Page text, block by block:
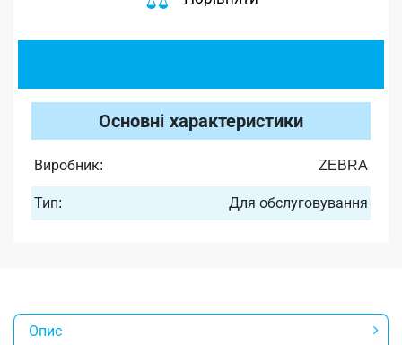
Основні характеристики
Виробник: ZEBRA
Тип: Для обслуговування
Опис